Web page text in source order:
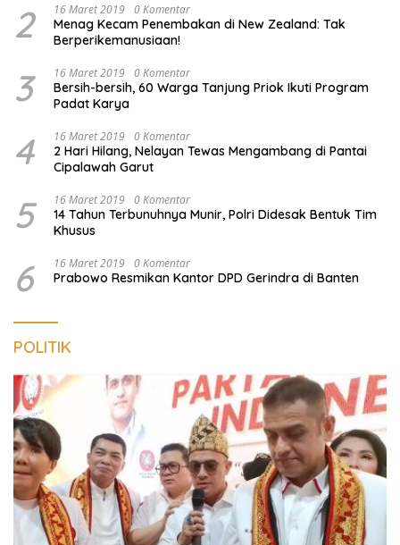
2 16 Maret 2019 0 Komentar
Menag Kecam Penembakan di New Zealand: Tak
Berperikemanusiaan!
3 16 Maret 2019 0 Komentar
Bersih-bersih, 60 Warga Tanjung Priok Ikuti Program
Padat Karya
4 16 Maret 2019 0 Komentar
2 Hari Hilang, Nelayan Tewas Mengambang di Pantai
Cipalawah Garut
5 16 Maret 2019 0 Komentar
14 Tahun Terbunuhnya Munir, Polri Didesak Bentuk Tim
Khusus
6 16 Maret 2019 0 Komentar
Prabowo Resmikan Kantor DPD Gerindra di Banten
POLITIK